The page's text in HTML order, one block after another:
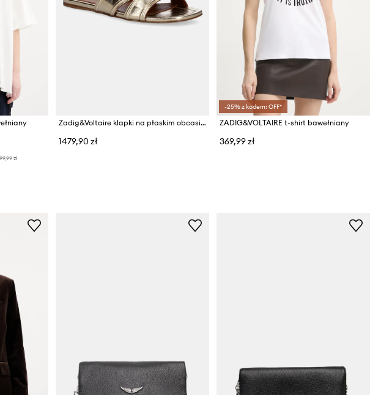
zł
Zadig&Voltaire klapki na płaskim obcasie damskie skórzane
1479,90 zł
-25% z kodem: OFF*
ZADIG&VOLTAIRE t-shirt bawełniany
369,99 zł